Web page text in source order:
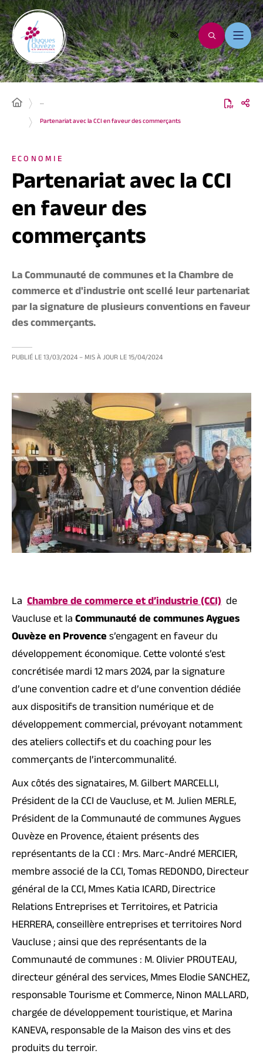
…
Partenariat avec la CCI en faveur des commerçants
ECONOMIE
Partenariat avec la CCI
en faveur des
commerçants
La Communauté de communes et la Chambre de
commerce et d'industrie ont scellé leur partenariat
par la signature de plusieurs conventions en faveur
des commerçants.
PUBLIÉ LE13/03/2024 – MIS À JOUR LE15/04/2024
La Chambre de commerce et d’industrie (CCI) de
Vaucluse et laCommunauté de communes Aygues
Ouvèze en Provences’engagent en faveur du
développement économique. Cette volonté s’est
concrétisée mardi 12 mars 2024, par la signature
d’une convention cadre et d’une convention dédiée
aux dispositifs de transition numérique et de
développement commercial, prévoyant notamment
des ateliers collectifs et du coaching pour les
commerçants de l’intercommunalité.
Aux côtés des signataires, M. Gilbert MARCELLI,
Président de la CCI de Vaucluse, et M. Julien MERLE,
Président de la Communauté de communes Aygues
Ouvèze en Provence, étaient présents des
représentants de la CCI : Mrs. Marc-André MERCIER,
membre associé de la CCI, Tomas REDONDO, Directeur
général de la CCI, Mmes Katia ICARD, Directrice
Relations Entreprises et Territoires, et Patricia
HERRERA, conseillère entreprises et territoires Nord
Vaucluse ; ainsi que des représentants de la
Communauté de communes : M. Olivier PROUTEAU,
directeur général des services, Mmes Elodie SANCHEZ,
responsable Tourisme et Commerce, Ninon MALLARD,
chargée de développement touristique, et Marina
KANEVA, responsable de la Maison des vins et des
produits du terroir.